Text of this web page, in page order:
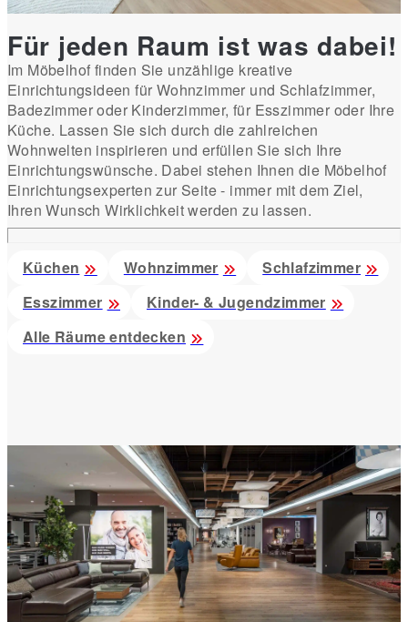
Für jeden Raum ist was dabei!
Im Möbelhof finden Sie unzählige kreative
Einrichtungsideen für Wohnzimmer und Schlafzimmer,
Badezimmer oder Kinderzimmer, für Esszimmer oder Ihre
Küche. Lassen Sie sich durch die zahlreichen
Wohnwelten inspirieren und erfüllen Sie sich Ihre
Einrichtungswünsche. Dabei stehen Ihnen die Möbelhof
Einrichtungsexperten zur Seite - immer mit dem Ziel,
Ihren Wunsch Wirklichkeit werden zu lassen.
Küchen Wohnzimmer
Schlafzimmer
Esszimmer
Kinder- & Jugendzimmer
Alle Räume entdecken